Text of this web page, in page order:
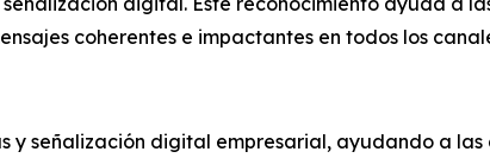
coherentes e impactantes en todos los
y señalización digital empresarial, ayudando a